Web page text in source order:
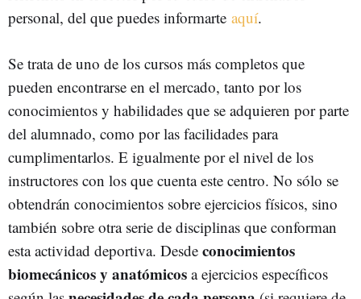
personal, del que puedes informarte aquí.
Se trata de uno de los cursos más completos que
pueden encontrarse en el mercado, tanto por los
conocimientos y habilidades que se adquieren por parte
del alumnado, como por las facilidades para
cumplimentarlos. E igualmente por el nivel de los
instructores con los que cuenta este centro. No sólo se
obtendrán conocimientos sobre ejercicios físicos, sino
también sobre otra serie de disciplinas que conforman
esta actividad deportiva. Desde conocimientos
biomecánicos y anatómicos a ejercicios específicos